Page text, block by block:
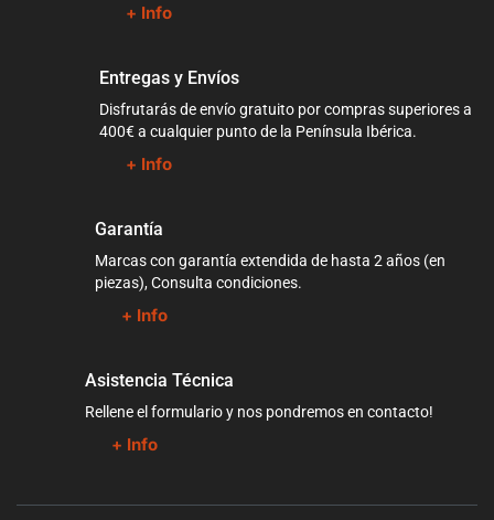
+ Info
Entregas y Envíos
Disfrutarás de envío gratuito por compras superiores a
400€ a cualquier punto de la Península Ibérica.
+ Info
Garantía
Marcas con garantía extendida de hasta 2 años (en
piezas), Consulta condiciones.
+ Info
Asistencia Técnica
Rellene el formulario y nos pondremos en contacto!
+ Info